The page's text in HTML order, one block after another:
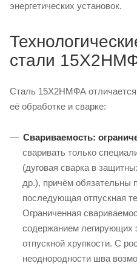
энергетических установок.
стали
Сталь 15Х2НМФА
её обработке и сварке:
Свариваемость:
сваривать только
(дуговая сварка в
др.), причём обязательны
последующая отпускная
Ограниченная
содержанием легирующих
отпускной хрупкости. С
неоднородности шва